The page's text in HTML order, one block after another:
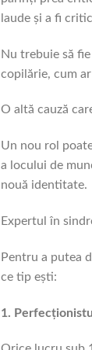
laude și a fi
Nu trebuie să
copilărie, cum
O altă cauză
Un nou rol
a locului de
nouă identitate.
Expertul în
Pentru a putea
ce tip ești:
1.